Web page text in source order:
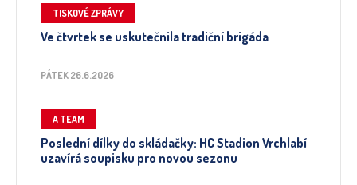
TISKOVÉ ZPRÁVY
Ve čtvrtek se uskutečnila tradiční brigáda
PÁTEK 26.6.2026
A TEAM
Poslední dílky do skládačky: HC Stadion Vrchlabí
uzavírá soupisku pro novou sezonu